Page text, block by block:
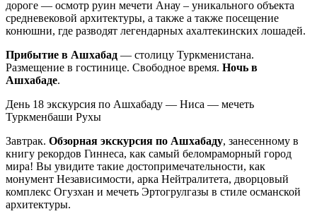
дороге — осмотр руин мечети Анау – уникального объекта
средневековой архитектуры, а также а также посещение
конюшни, где разводят легендарных ахалтекинских лошадей.
Прибытие в Ашхабад — столицу Туркменистана.
Размещение в гостинице. Свободное время. Ночь в
Ашхабаде.
День 18 экскурсия по Ашхабаду — Ниса — мечеть
Туркменбаши Рухы
Завтрак. Обзорная экскурсия по Ашхабаду, занесенному в
книгу рекордов Гиннеса, как самый беломраморный город
мира! Вы увидите такие достопримечательности, как
монумент Независимости, арка Нейтралитета, дворцовый
комплекс Огузхан и мечеть Эртогрулгазы в стиле османской
архитектуры.